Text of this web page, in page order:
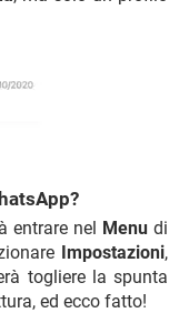
entrare nel Menu di
Impostazioni,
togliere la spunta
ed ecco fatto!